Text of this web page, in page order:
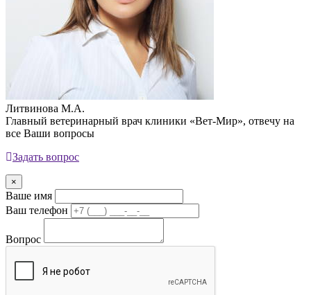
Литвинова М.А.
Главный ветеринарный врач клиники «Вет-Мир», отвечу на
все Ваши вопросы
Задать вопрос
×
Ваше имя
Ваш телефон
Вопрос